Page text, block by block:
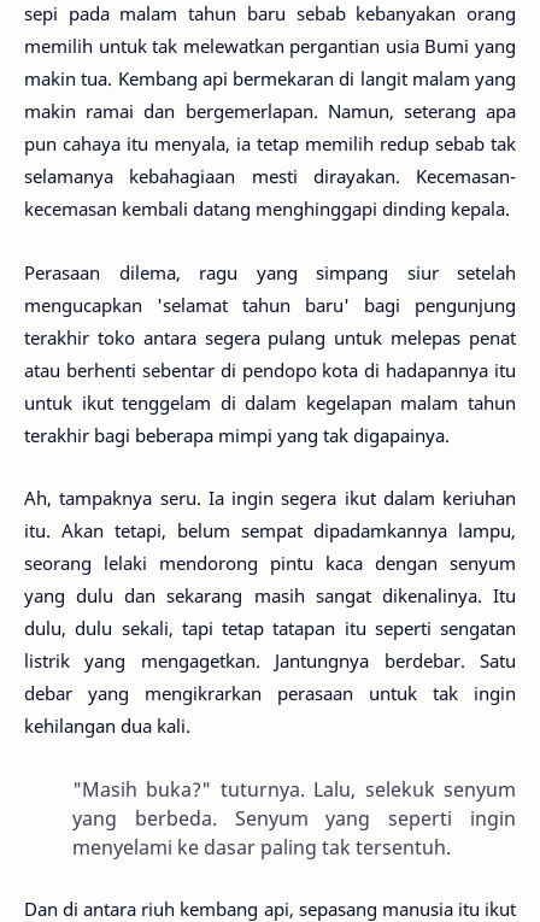
sepi pada malam tahun baru sebab kebanyakan orang
memilih untuk tak melewatkan pergantian usia Bumi yang
makin tua. Kembang api bermekaran di langit malam yang
makin ramai dan bergemerlapan. Namun, seterang apa
pun cahaya itu menyala, ia tetap memilih redup sebab tak
selamanya kebahagiaan mesti dirayakan. Kecemasan-
kecemasan kembali datang menghinggapi dinding kepala.
Perasaan dilema, ragu yang simpang siur setelah
mengucapkan 'selamat tahun baru' bagi pengunjung
terakhir toko antara segera pulang untuk melepas penat
atau berhenti sebentar di pendopo kota di hadapannya itu
untuk ikut tenggelam di dalam kegelapan malam tahun
terakhir bagi beberapa mimpi yang tak digapainya.
Ah, tampaknya seru. Ia ingin segera ikut dalam keriuhan
itu. Akan tetapi, belum sempat dipadamkannya lampu,
seorang lelaki mendorong pintu kaca dengan senyum
yang dulu dan sekarang masih sangat dikenalinya. Itu
dulu, dulu sekali, tapi tetap tatapan itu seperti sengatan
listrik yang mengagetkan. Jantungnya berdebar. Satu
debar yang mengikrarkan perasaan untuk tak ingin
kehilangan dua kali.
"Masih buka?" tuturnya. Lalu, selekuk senyum
yang berbeda. Senyum yang seperti ingin
menyelami ke dasar paling tak tersentuh.
Dan di antara riuh kembang api, sepasang manusia itu ikut